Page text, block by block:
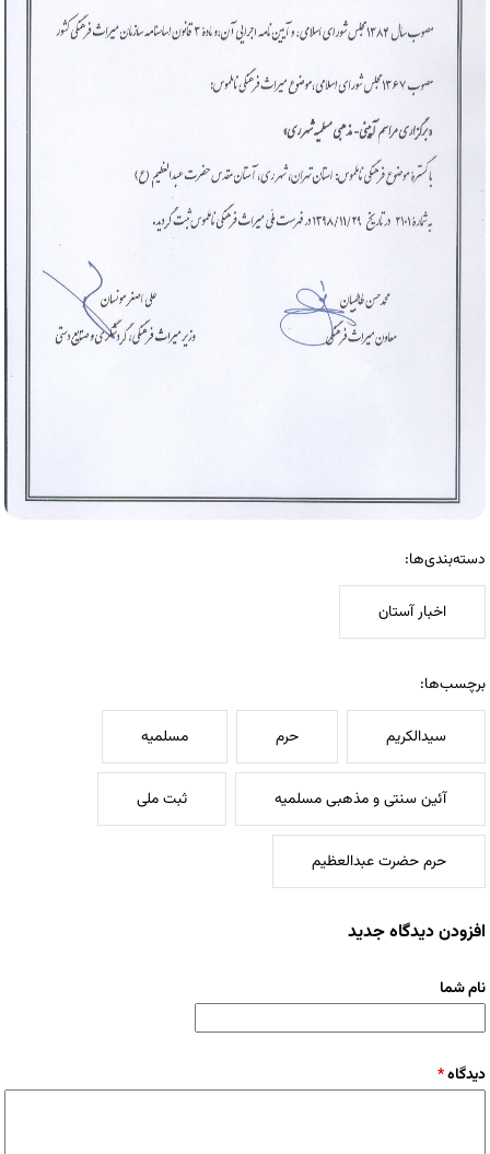
دسته‌بندی‌ها:
اخبار آستان
برچسب‌ها:
سیدالکریم حرم مسلمیه
آئین سنتی و مذهبی مسلمیه ثبت ملی
حرم حضرت عبدالعظیم
افزودن دیدگاه جدید
نام شما
دیدگاه*